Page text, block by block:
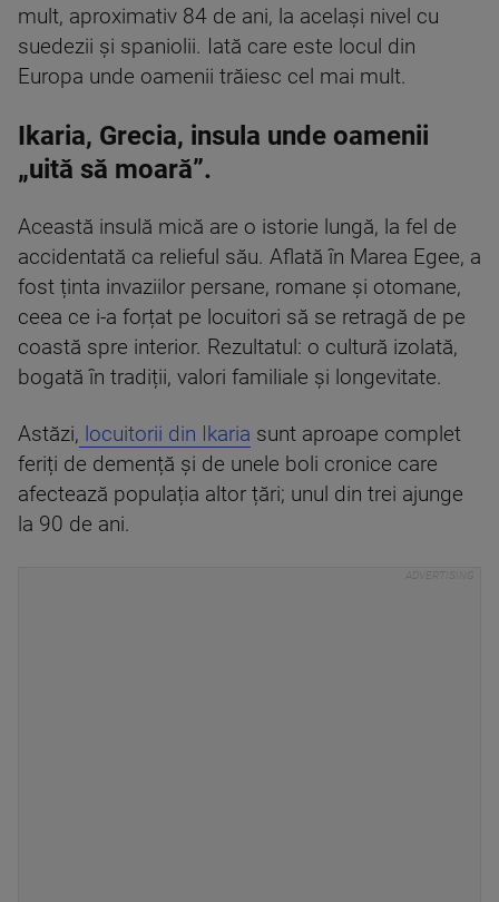
mult, aproximativ 84 de ani, la același nivel cu
suedezii și spaniolii. Iată care este locul din
Europa unde oamenii trăiesc cel mai mult.
Ikaria, Grecia, insula unde oamenii
„uită să moară”.
Această insulă mică are o istorie lungă, la fel de
accidentată ca relieful său. Aflată în Marea Egee, a
fost ținta invaziilor persane, romane și otomane,
ceea ce i-a forțat pe locuitori să se retragă de pe
coastă spre interior. Rezultatul: o cultură izolată,
bogată în tradiții, valori familiale și longevitate.
Astăzi, locuitorii din Ikaria sunt aproape complet
feriți de demență și de unele boli cronice care
afectează populația altor țări; unul din trei ajunge
la 90 de ani.